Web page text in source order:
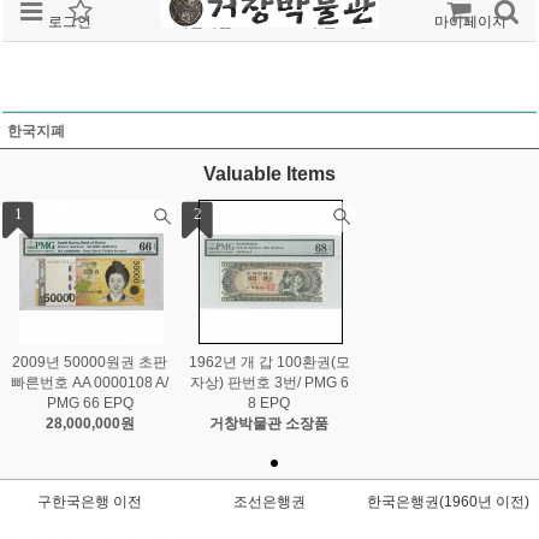
로그인 회원가입 주문조회 마이페이지
한국지폐
Valuable Items
1
2009년 50000원권 초판
빠른번호 AA 0000108 A/
PMG 66 EPQ
28,000,000원
2
1962년 개 갑 100환권(모
자상) 판번호 3번/ PMG 6
8 EPQ
거창박물관 소장품
구한국은행 이전 조선은행권 한국은행권(1960년 이전)